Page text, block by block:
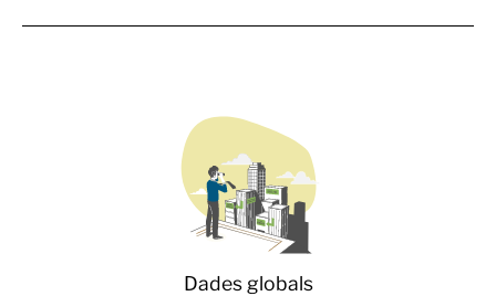
Dades globals